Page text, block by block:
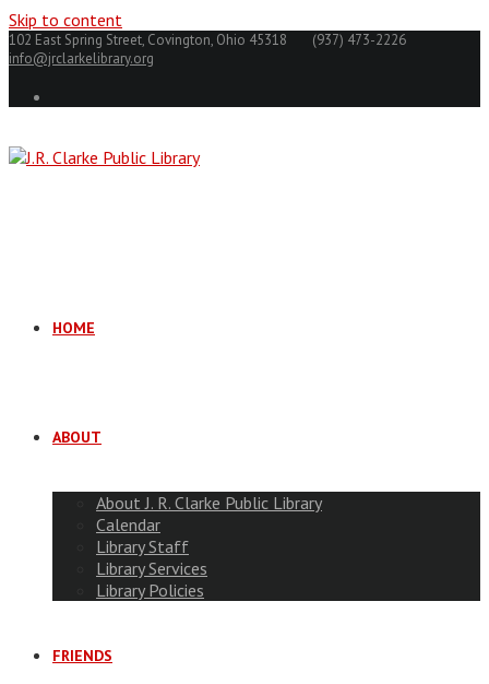
Skip to content
102 East Spring Street, Covington, Ohio 45318
(937) 473-2226
info@jrclarkelibrary.org
HOME
ABOUT
About J. R. Clarke Public Library
Calendar
Library Staff
Library Services
Library Policies
FRIENDS